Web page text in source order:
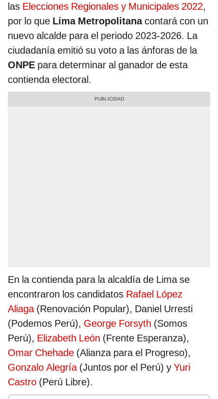
las Elecciones Regionales y Municipales 2022,
por lo que Lima Metropolitanacontará con un
nuevo alcalde para el periodo 2023-2026. La
ciudadanía emitió su voto a las ánforas de la
ONPE para determinar al ganador de esta
contienda electoral.
En la contienda para la alcaldía de Lima se
encontraron los candidatos Rafael López
Aliaga(Renovación Popular), Daniel Urresti
(Podemos Perú), George Forsyth (Somos
Perú), Elizabeth León (Frente Esperanza),
Omar Chehade (Alianza para el Progreso),
Gonzalo Alegría(Juntos por el Perú) y Yuri
Castro (Perú Libre).